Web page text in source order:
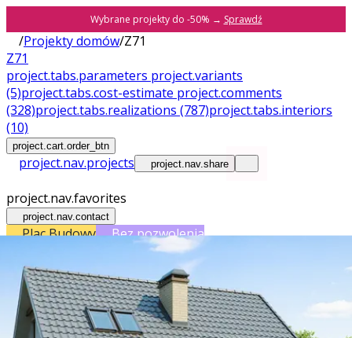
Wybrane projekty do -50% → Sprawdź
/Projekty domów/Z71
Z71
project.tabs.parameters project.variants
(5)project.tabs.cost-estimate project.comments
(328)project.tabs.realizations (787)project.tabs.interiors
(10)
project.cart.order_btn
project.nav.projects project.nav.share
project.nav.favorites
project.nav.contact
Plac Budowy Bez pozwolenia